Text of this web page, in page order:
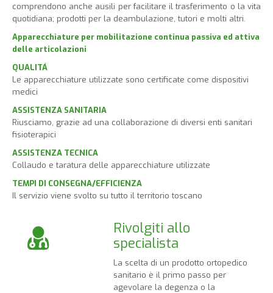
comprendono anche ausili per facilitare il trasferimento o la vita
quotidiana; prodotti per la deambulazione, tutori e molti altri.
Apparecchiature per mobilitazione continua passiva ed attiva
delle articolazioni
QUALITÁ
Le apparecchiature utilizzate sono certificate come dispositivi
medici
ASSISTENZA SANITARIA
Riusciamo, grazie ad una collaborazione di diversi enti sanitari
fisioterapici
ASSISTENZA TECNICA
Collaudo e taratura delle apparecchiature utilizzate
TEMPI DI CONSEGNA/EFFICIENZA
Il servizio viene svolto su tutto il territorio toscano
Rivolgiti allo
specialista
La scelta di un prodotto ortopedico
sanitario è il primo passo per
agevolare la degenza o la